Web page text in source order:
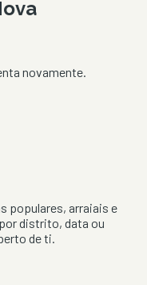
novamente.
populares, arraiais e
distrito, data ou
de ti.